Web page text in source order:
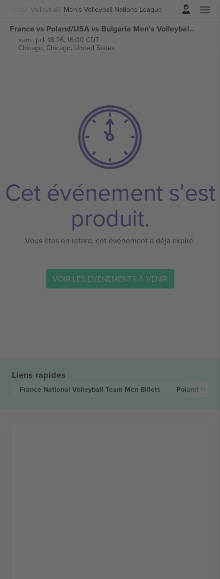
Volleyball Men's Volleyball Nations League
Connexion
France vs Poland/USA vs Bulgaria Men's Volleyball Nations League billets
sam., juil. 18 26, 16:00 CDT
Chicago, Chicago, United States
Cet événement s’est
produit.
Vous êtes en retard, cet événement a déjà expiré.
VOIR LES ÉVÉNEMENTS À VENIR
Liens rapides
France National Volleyball Team Men Billets Poland